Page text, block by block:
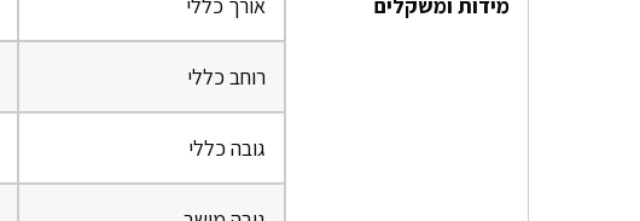
רוחב כללי
גובה כללי